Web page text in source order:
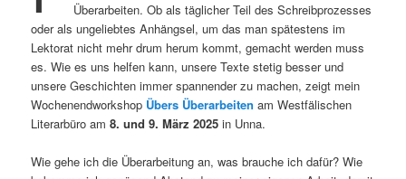
Überarbeiten. Ob als täglicher Teil des Schreibprozesses
oder als ungeliebtes Anhängsel, um das man spätestens im
Lektorat nicht mehr drum herum kommt, gemacht werden muss
es. Wie es uns helfen kann, unsere Texte stetig besser und
unsere Geschichten immer spannender zu machen, zeigt mein
Wochenendworkshop Übers Überarbeiten am Westfälischen
Literarbüro am8. und 9. März 2025 in Unna.
Wie gehe ich die Überarbeitung an, was brauche ich dafür? Wie